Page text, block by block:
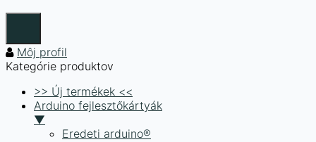
Môj profil
Kategórie produktov
>> Új termékek <<
Arduino fejlesztőkártyák
▼
Eredeti arduino®